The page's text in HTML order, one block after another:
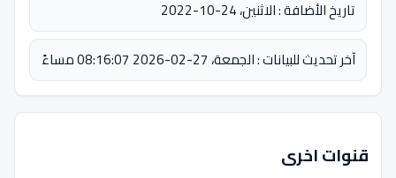
تاريخ الأضافة : الاثنين، 24-10-2022
آخر تحديث للبيانات : الجمعة، 27-02-2026 08:16:07 مساءً
قنوات اخرى